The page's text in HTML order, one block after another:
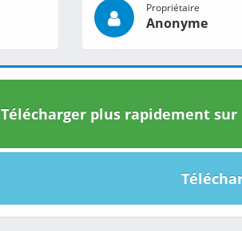
Propriétaire
Anonyme
Télécharger plus rapidement sur